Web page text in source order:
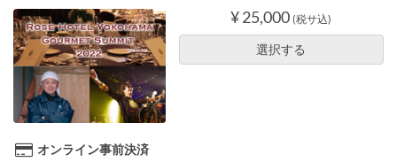
¥ 25,000 (税サ込)
選択する
オンライン事前決済